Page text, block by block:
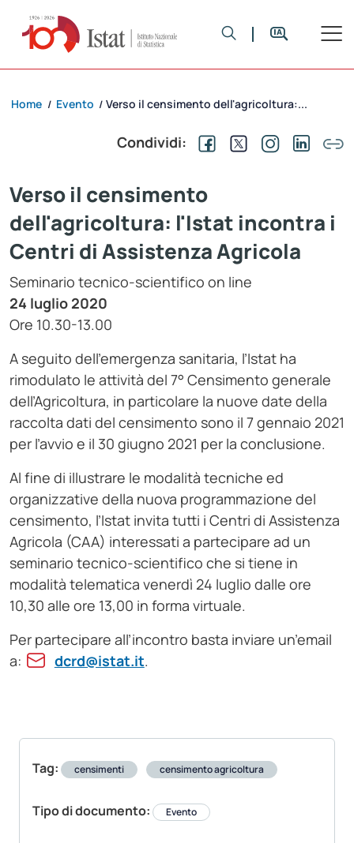
Tag: censimenti censimento agricoltura
Tipo di documento: Evento
Home / Evento / Verso il censimento dell'agricoltura:...
Condividi:
Verso il censimento
dell'agricoltura: l'Istat incontra i
Centri di Assistenza Agricola
Seminario tecnico-scientifico on line
24 luglio 2020
Ore 10.30-13.00
A seguito dell’emergenza sanitaria, l’Istat ha
rimodulato le attività del 7° Censimento generale
dell’Agricoltura, in particolare la nuove date della
raccolta dati del censimento sono il 7 gennaio 2021
per l’avvio e il 30 giugno 2021 per la conclusione.
Al fine di illustrare le modalità tecniche ed
organizzative della nuova programmazione del
censimento, l’Istat invita tutti i Centri di Assistenza
Agricola (CAA) interessati a partecipare ad un
seminario tecnico-scientifico che si tiene in
modalità telematica venerdì 24 luglio dalle ore
10,30 alle ore 13,00 in forma virtuale.
Per partecipare all’incontro basta inviare un’email
a:
dcrd@istat.it.